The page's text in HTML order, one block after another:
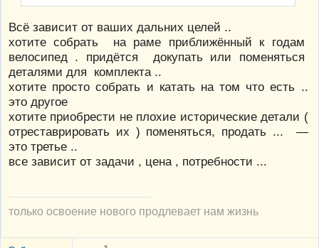
Всё зависит от ваших дальних целей ..
хотите собрать на раме приближённый к годам
велосипед . придётся докупать или поменяться
деталями для комплекта ..
хотите просто собрать и катать на том что есть ..
это другое
хотите приобрести не плохие исторические детали (
отреставрировать их ) поменяться, продать ... —
это третье ..
все зависит от задачи , цена , потребности ...
только освоение нового продлевает нам жизнь